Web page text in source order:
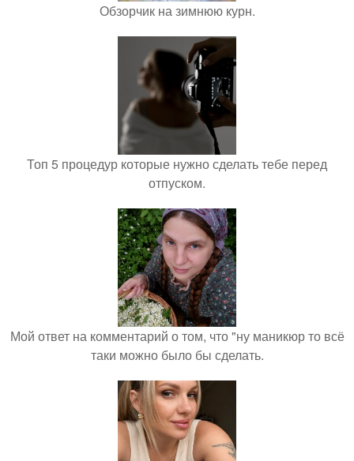
Обзорчик на зимнюю курн.
Топ 5 процедур которые нужно сделать тебе перед
отпуском.
Мой ответ на комментарий о том, что "ну маникюр то всё
таки можно было бы сделать.